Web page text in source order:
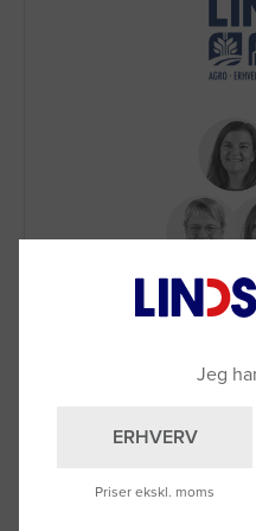
Brug
Jeg
ERHVERV
Priser ekskl. moms